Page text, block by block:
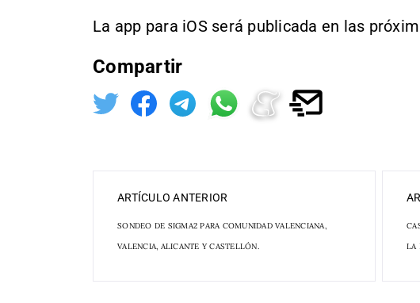
La app para iOS será publicada en las
Compartir
ARTÍCULO ANTERIOR
SONDEO DE SIGMA2 PARA COMUNIDAD VALENCIANA,
VALENCIA, ALICANTE Y CASTELLÓN.
LA